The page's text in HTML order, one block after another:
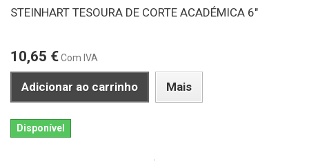
STEINHART TESOURA DE CORTE ACADÉMICA 6"
10,65 €Com IVA
Adicionar ao carrinho Mais
Disponível